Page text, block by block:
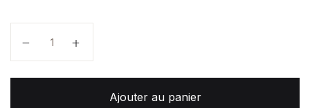
Ajouter au panier